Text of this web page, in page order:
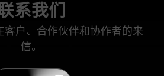
系我们
客户、合作伙伴和协作者的来
信。